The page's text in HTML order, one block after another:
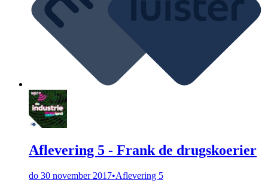
Aflevering 5 - Frank de drugskoerier
do 30 november 2017•Aflevering 5